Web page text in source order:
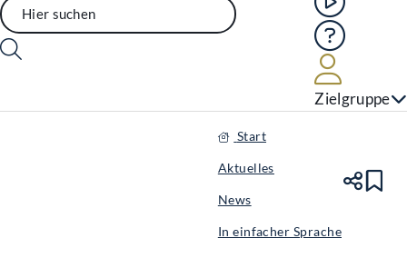
Hilfe
Zielgruppe
Start
Aktuelles
News
In einfacher Sprache